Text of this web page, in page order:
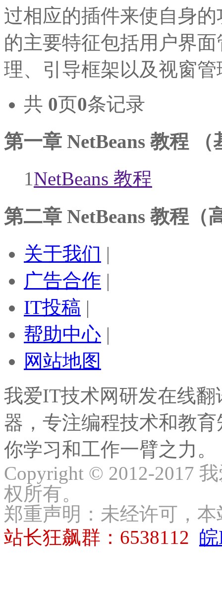
过相应的插件来使自身的
的主要特征包括用户界
理、引导框架以及视窗
共 0页0条记录
第一章 NetBeans 教程 （
1NetBeans 教程
第二章 NetBeans 教程（
关于我们 |
广告合作 |
IT投稿 |
帮助中心 |
网站地图
我爱IT技术网研发在线
器，专注编程技术和教
你学习和工作一臂之力。
Copyright © 2012-2017
权所有。
郑重声明：未经许可，
站长狂飙群：6538112